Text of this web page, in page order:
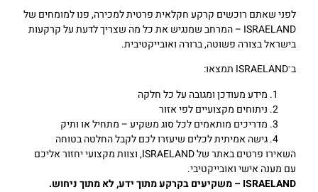
לפני שאתם רוכשים קרקע חקלאית פרטית למכירה, פנו למומחים של
ISRAELAND – המרחב שמנגיש את כל מה שצריך לדעת על קרקעות
בישראל בצורה פשוטה, ברורה ואובייקטיבית.
ב־ISRAELAND תמצאו:
מידע מעודכן ומגובה על כל חלקה
ניתוחים מקצועיים לפי אזור
מדריכים מותאמים לכל סוג משקיע – מתחיל או ותיק
גישה אמיתית לכלים שיעזרו לכם לקבל החלטה בטוחה
השאירו פרטים באתר של ISRAELAND, וצוות מקצועי יחזור אליכם
עם מענה אישי ואובייקטיבי.
ISRAELAND – משקיעים בקרקע מתוך ידע, לא מתוך ניחוש.